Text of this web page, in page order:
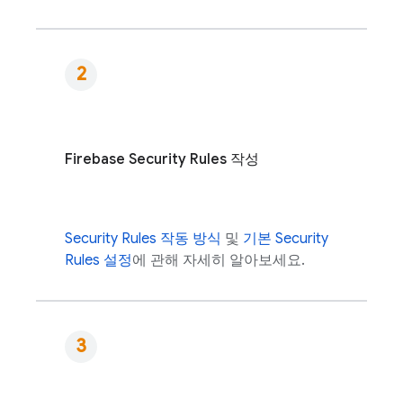
Firebase Security Rules 작성
Security Rules 작동 방식 및 기본 Security
Rules 설정에 관해 자세히 알아보세요.